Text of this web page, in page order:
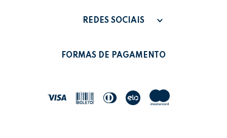
MINHA CONTA
PAGAMENTO
POLÍTICA DE TROCAS
REDES SOCIAIS
FORMAS DE PAGAMENTO